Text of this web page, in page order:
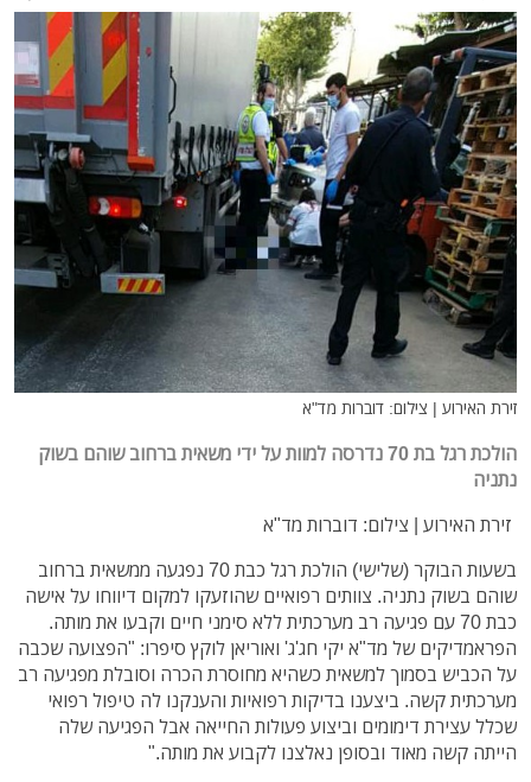
זירת האירוע | צילום: דוברות מד"א
הולכת רגל בת 70 נדרסה למוות על ידי משאית ברחוב שוהם בשוק
נתניה
זירת האירוע | צילום: דוברות מד"א
בשעות הבוקר (שלישי) הולכת רגל כבת 70 נפגעה ממשאית ברחוב
שוהם בשוק נתניה. צוותים רפואיים שהוזעקו למקום דיווחו על אישה
כבת 70 עם פגיעה רב מערכתית ללא סימני חיים וקבעו את מותה.
הפראמדיקים של מד"א יקי חג'ג' ואוריאן לוקץ סיפרו: "הפצועה שכבה
על הכביש בסמוך למשאית כשהיא מחוסרת הכרה וסובלת מפגיעה רב
מערכתית קשה. ביצענו בדיקות רפואיות והענקנו לה טיפול רפואי
שכלל עצירת דימומים וביצוע פעולות החייאה אבל הפגיעה שלה
הייתה קשה מאוד ובסופן נאלצנו לקבוע את מותה."